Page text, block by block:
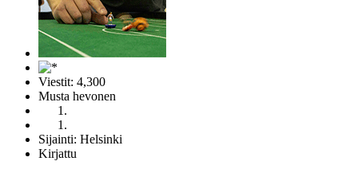
Viestit: 4,300
Musta hevonen
Sijainti: Helsinki
Kirjattu